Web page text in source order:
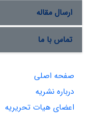
ارسال مقاله
تماس با ما
صفحه اصلی
درباره نشریه
اعضای هیات تحریریه